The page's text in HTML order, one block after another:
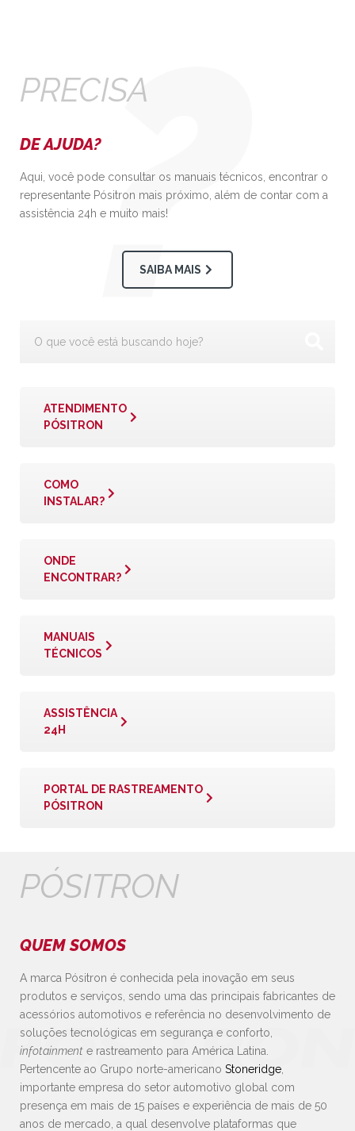
PRECISA
DE AJUDA?
Aqui, você pode consultar os manuais técnicos, encontrar o
representante Pósitron mais próximo, além de contar com a
assistência 24h e muito mais!
SAIBA MAIS
ATENDIMENTO
PÓSITRON
COMO
INSTALAR?
ONDE
ENCONTRAR?
MANUAIS
TÉCNICOS
ASSISTÊNCIA
24H
PORTAL DE RASTREAMENTO
PÓSITRON
PÓSITRON
QUEM SOMOS
A marca Pósitron é conhecida pela inovação em seus
produtos e serviços, sendo uma das principais fabricantes de
acessórios automotivos e referência no desenvolvimento de
soluções tecnológicas em segurança e conforto,
infotainment e rastreamento para América Latina.
Pertencente ao Grupo norte-americano Stoneridge
importante empresa do setor automotivo global com
presença em mais de 15 países e experiência de mais de 50
anos de mercado, a qual desenvolve plataformas que